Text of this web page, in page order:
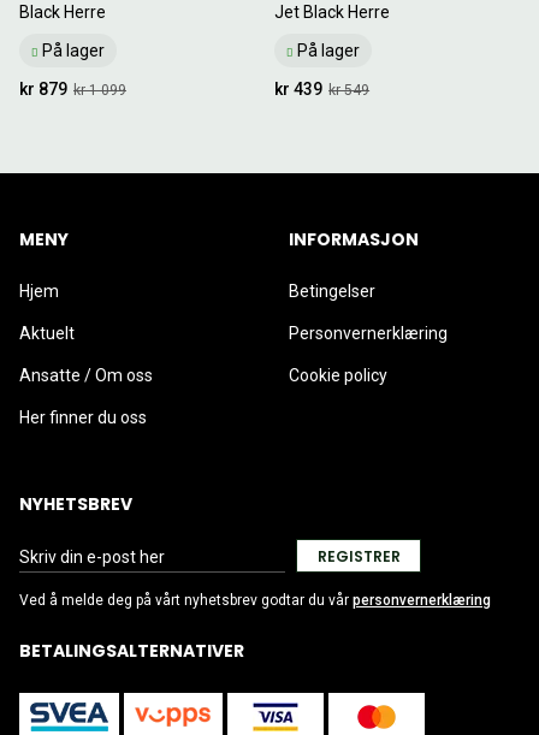
Black Herre
På lager
kr 1 099
kr 879
Jet Black Herre
På lager
kr 549
kr 439
MENY
Hjem
Aktuelt
Ansatte / Om oss
Her finner du oss
INFORMASJON
Betingelser
Personvernerklæring
Cookie policy
NYHETSBREV
REGISTRER
Ved å melde deg på vårt nyhetsbrev godtar du vår personvernerklæring
BETALINGSALTERNATIVER